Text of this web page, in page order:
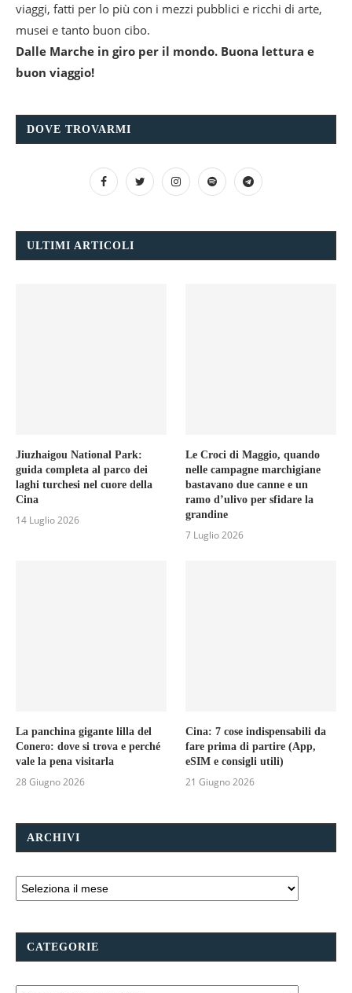
viaggi, fatti per lo più con i mezzi pubblici e ricchi di arte,
musei e tanto buon cibo.
Dalle Marche in giro per il mondo. Buona lettura e
buon viaggio!
DOVE TROVARMI
ULTIMI ARTICOLI
Jiuzhaigou National Park:
guida completa al parco dei
laghi turchesi nel cuore della
Cina
14 Luglio 2026
Le Croci di Maggio, quando
nelle campagne marchigiane
bastavano due canne e un
ramo d’ulivo per sfidare la
grandine
7 Luglio 2026
La panchina gigante lilla del
Conero: dove si trova e perché
vale la pena visitarla
28 Giugno 2026
Cina: 7 cose indispensabili da
fare prima di partire (App,
eSIM e consigli utili)
21 Giugno 2026
ARCHIVI
CATEGORIE